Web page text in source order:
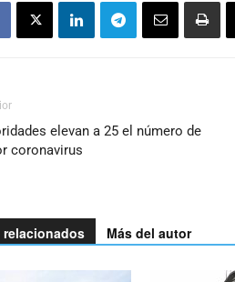
elevan a 25 el número de
coronavirus
Más del autor